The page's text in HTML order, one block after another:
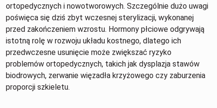
ortopedycznych i nowotworowych. Szczególnie dużo uwagi
poświęca się dziś zbyt wczesnej sterylizacji, wykonanej
przed zakończeniem wzrostu. Hormony płciowe odgrywają
istotną rolę w rozwoju układu kostnego, dlatego ich
przedwczesne usunięcie może zwiększać ryzyko
problemów ortopedycznych, takich jak dysplazja stawów
biodrowych, zerwanie więzadła krzyżowego czy zaburzenia
proporcji szkieletu.